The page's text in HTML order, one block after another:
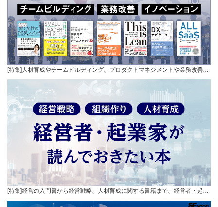
[特集]人材育成やチームビルディング、プロダクトマネジメントや業務改善…
[特集]経営の入門書から経営戦略、人材育成に関する書籍まで、経営者・起…